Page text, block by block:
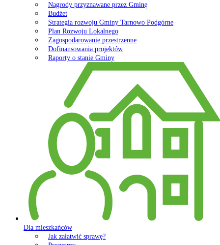
Nagrody przyznawane przez Gminę
Budżet
Strategia rozwoju Gminy Tarnowo Podgórne
Plan Rozwoju Lokalnego
Zagospodarowanie przestrzenne
Dofinansowania projektów
Raporty o stanie Gminy
Dla mieszkańców
Jak załatwić sprawę?